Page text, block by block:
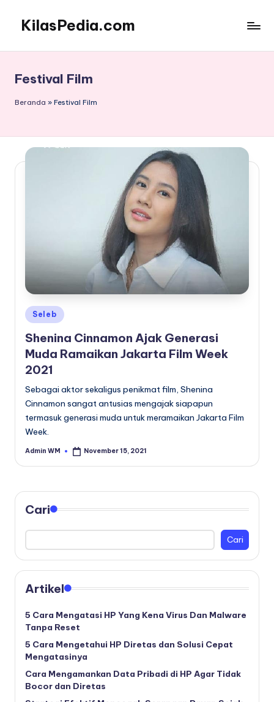
content
KilasPedia.com
Terdepan
Festival Film
Beranda » Festival Film
Posted
in
Seleb
Shenina Cinnamon Ajak Generasi
Muda Ramaikan Jakarta Film Week
2021
Sebagai aktor sekaligus penikmat film, Shenina
Cinnamon sangat antusias mengajak siapapun
termasuk generasi muda untuk meramaikan Jakarta Film
Week.
Posted
Admin WM November 15, 2021
Cari
Cari
Artikel
5 Cara Mengatasi HP Yang Kena Virus Dan Malware
Tanpa Reset
5 Cara Mengetahui HP Diretas dan Solusi Cepat
Mengatasinya
Cara Mengamankan Data Pribadi di HP Agar Tidak
Bocor dan Diretas